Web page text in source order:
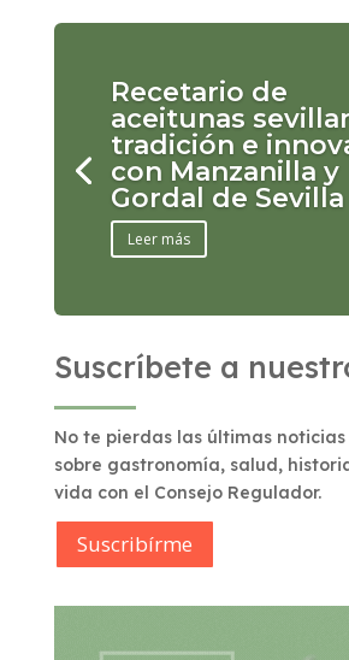
Recetario de
aceitunas
tradición e
con Manzanilla y
Gordal de Sevilla
Leer más
Suscríbete a
No te pierdas las últimas noticias
sobre gastronomía, salud,
vida con el Consejo Regulador.
Suscribírme